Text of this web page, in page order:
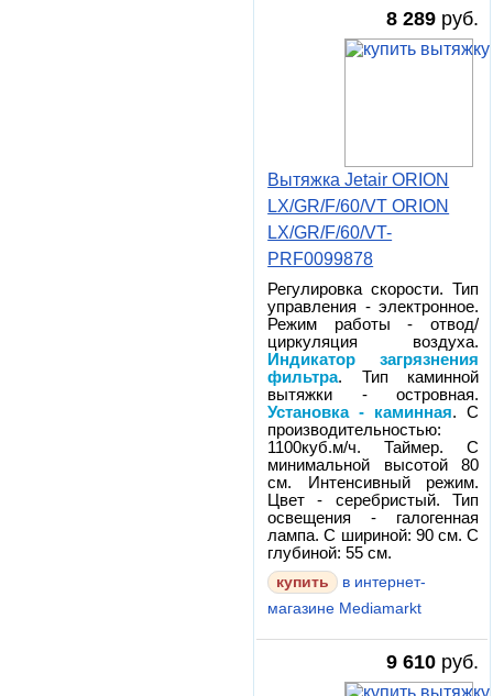
8 289 руб.
Вытяжка Jetair ORION
LX/GR/F/60/VT ORION
LX/GR/F/60/VT-
PRF0099878
Регулировка скорости. Тип
управления - электронное.
Режим работы - отвод/
циркуляция воздуха.
Индикатор загрязнения
фильтра. Тип каминной
вытяжки - островная.
Установка - каминная. С
производительностью:
1100куб.м/ч. Таймер. С
минимальной высотой 80
см. Интенсивный режим.
Цвет - серебристый. Тип
освещения - галогенная
лампа. С шириной: 90 см. С
глубиной: 55 см.
в интернет-
магазине Mediamarkt
9 610 руб.